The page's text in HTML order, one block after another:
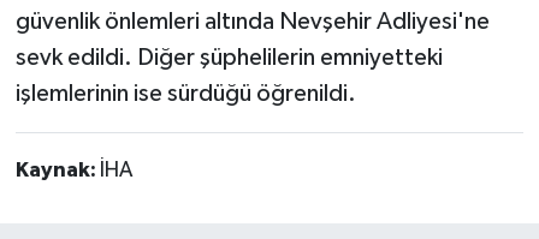
güvenlik önlemleri altında Nevşehir Adliyesi'ne
sevk edildi. Diğer şüphelilerin emniyetteki
işlemlerinin ise sürdüğü öğrenildi.
Kaynak: İHA